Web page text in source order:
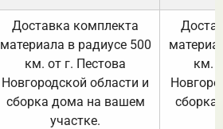
Доставка комплекта
материала в радиусе 500
км. от г. Пестова
Новгородской области и
сборка дома на вашем
участке.
км.